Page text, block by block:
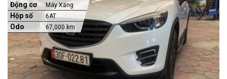
Động cơ Máy Xăng
Hộp số 6AT
Odo 67,000 km